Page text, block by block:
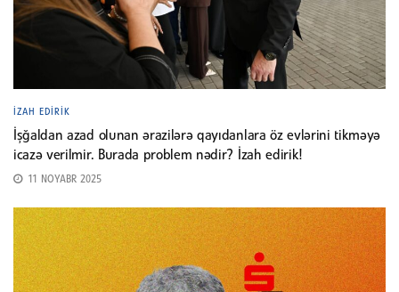
İZAH EDIRIK
İşğaldan azad olunan ərazilərə qayıdanlara öz evlərini tikməyə
icazə verilmir. Burada problem nədir? İzah edirik!
11 NOYABR 2025